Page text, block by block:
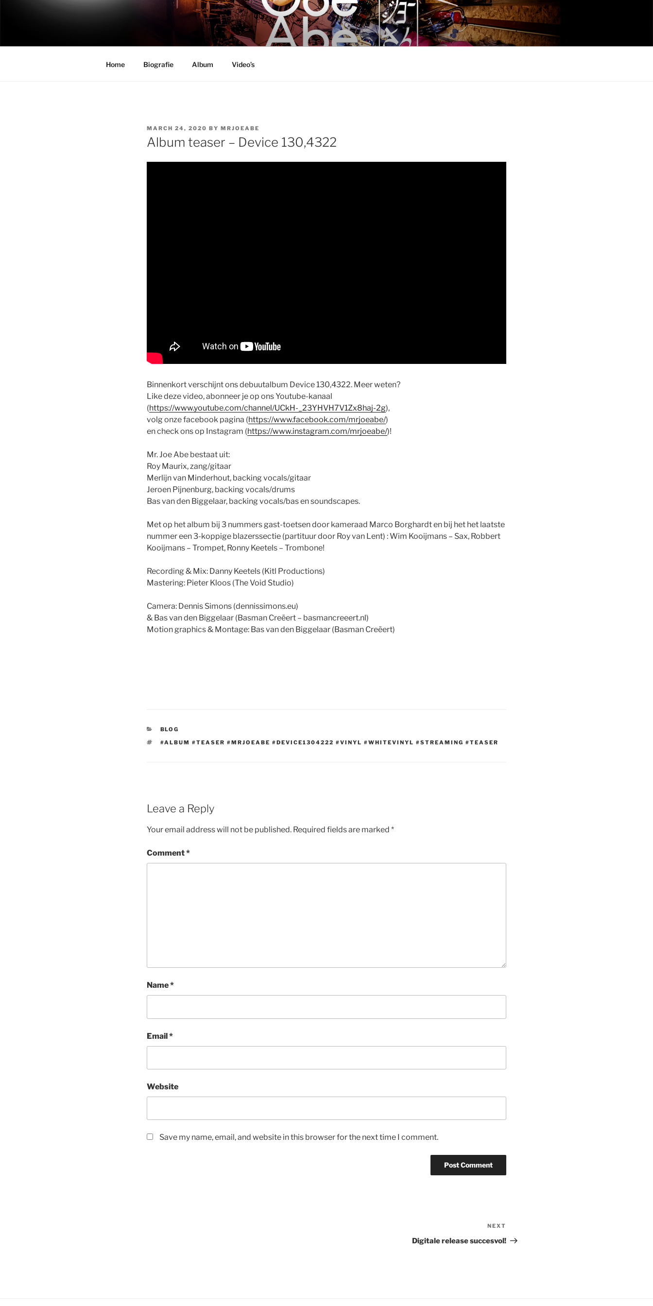
MR. JOE ABE
Mr. Joe Abe – official band website
Home Biografie Album Video’s
POSTED
ON
MARCH 24, 2020 BY MRJOEABE
Album teaser – Device 130,4322
Binnenkort verschijnt ons debuutalbum Device 130,4322. Meer weten?
Like deze video, abonneer je op ons Youtube-kanaal
(https://www.youtube.com/channel/UCkH-_23YHVH7V1Zx8haj-2g),
volg onze facebook pagina (https://www.facebook.com/mrjoeabe/)
en check ons op Instagram (https://www.instagram.com/mrjoeabe/)!
Mr. Joe Abe bestaat uit:
Roy Maurix, zang/gitaar
Merlijn van Minderhout, backing vocals/gitaar
Jeroen Pijnenburg, backing vocals/drums
Bas van den Biggelaar, backing vocals/bas en soundscapes.
Met op het album bij 3 nummers gast-toetsen door kameraad Marco Borghardt en bij het het laatste
nummer een 3-koppige blazerssectie (partituur door Roy van Lent) : Wim Kooijmans – Sax, Robbert
Kooijmans – Trompet, Ronny Keetels – Trombone!
Recording & Mix: Danny Keetels (Kitl Productions)
Mastering: Pieter Kloos (The Void Studio)
Camera: Dennis Simons (dennissimons.eu)
& Bas van den Biggelaar (Basman Creëert – basmancreeert.nl)
Motion graphics & Montage: Bas van den Biggelaar (Basman Creëert)
CATEGORIES
BLOG
TAGS
#ALBUM #TEASER #MRJOEABE #DEVICE1304222 #VINYL #WHITEVINYL #STREAMING #TEASER
Leave a Reply
Your email address will not be published. Required fields are marked *
Comment*
Name*
Email*
Website
Save my name, email, and website in this browser for the next time I comment.
Post
NEXT
Digitale release succesvol!